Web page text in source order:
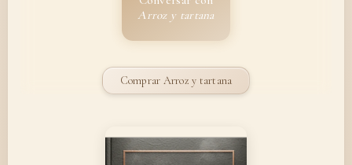
Arroz y tartana
Comprar Arroz y tartana